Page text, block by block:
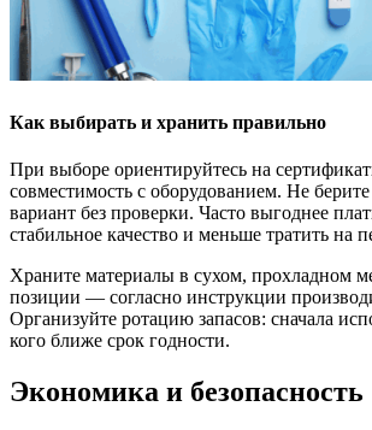
Как выбирать и хранить правильно
При выборе ориентируйтесь на
совместимость с оборудованием. Не
вариант без проверки. Часто выгоднее
стабильное качество и меньше тратить на
Храните материалы в сухом, прохладном
позиции — согласно инструкции
Организуйте ротацию запасов: сначала
кого ближе срок годности.
Экономика и безопасность